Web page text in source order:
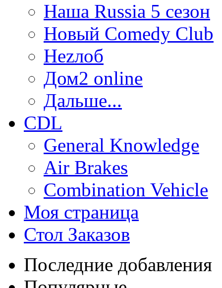
Наша Russia 5 сезон
Новый Comedy Club
Неzлоб
Дом2 online
Дальше...
CDL
General Knowledge
Air Brakes
Combination Vehicle
Моя страница
Стол Заказов
Последние добавления